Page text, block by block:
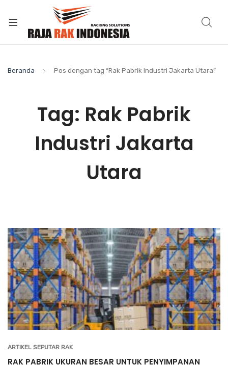
Beranda Pos dengan tag “Rak Pabrik Industri Jakarta Utara”
Tag: Rak Pabrik
Industri Jakarta
Utara
ARTIKEL SEPUTAR RAK
RAK PABRIK UKURAN BESAR UNTUK PENYIMPANAN